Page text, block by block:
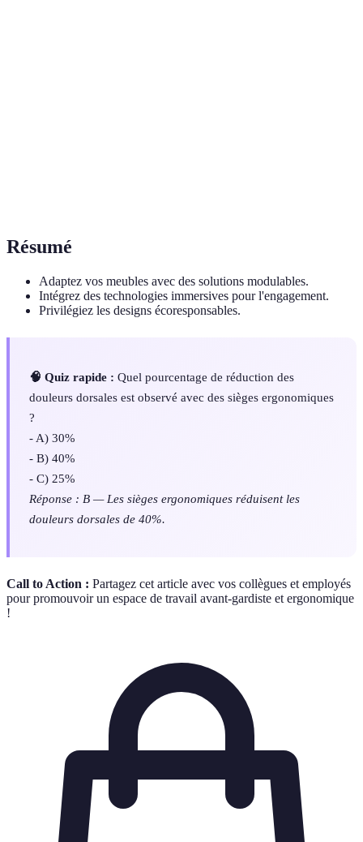
Résumé
Adaptez vos meubles avec des solutions modulables.
Intégrez des technologies immersives pour l'engagement.
Privilégiez les designs écoresponsables.
🧠 Quiz rapide : Quel pourcentage de réduction des
douleurs dorsales est observé avec des sièges ergonomiques
?
- A) 30%
- B) 40%
- C) 25%
Réponse : B — Les sièges ergonomiques réduisent les
douleurs dorsales de 40%.
Call to Action : Partagez cet article avec vos collègues et employés
pour promouvoir un espace de travail avant-gardiste et ergonomique
!